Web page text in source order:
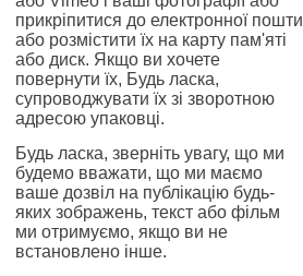
прикріпитися до електронної пошти
або розмістити їх на карту пам'яті
або диск. Якщо ви хочете
повернути їх, Будь ласка,
супроводжувати їх зі зворотною
адресою упаковці.
Будь ласка, зверніть увагу, що ми
будемо вважати, що ми маємо
ваше дозвіл на публікацію будь-
яких зображень, текст або фільм
ми отримуємо, якщо ви не
встановлено інше.